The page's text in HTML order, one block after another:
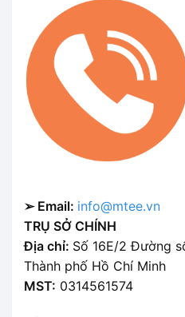
➢ Email: info@mtee.vn
TRỤ SỞ CHÍNH
Địa chỉ: Số 16E/2 Đường
Thành phố Hồ Chí Minh
MST: 0314561574